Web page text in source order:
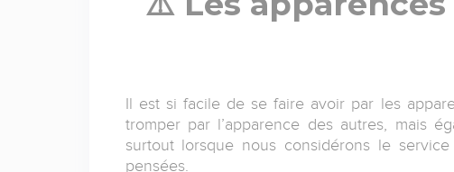
Il est si facile de se faire avoir par les
tromper par l’apparence des autres, mais
surtout lorsque nous considérons le
pensées.